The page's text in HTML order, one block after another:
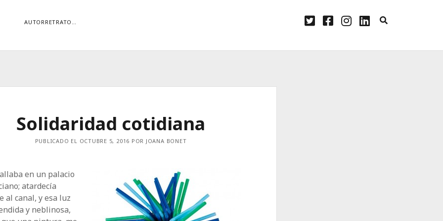
AUTORRETRATO… twitterfacebook
instagram
linkedin
Solidaridad cotidiana
PUBLICADO EL OCTUBRE 5, 2016 POR JOANA BONET
en un palacio
atardecía
al canal, y esa luz
y neblinosa,